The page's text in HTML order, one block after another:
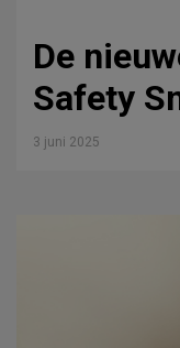
De
Safety
3 juni 2025